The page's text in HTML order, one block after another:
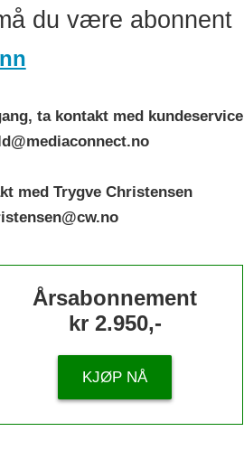
du være abonnent
ta kontakt med kundeservice
med Trygve Christensen
Årsabonnement
kr 2.950,-
KJØP NÅ